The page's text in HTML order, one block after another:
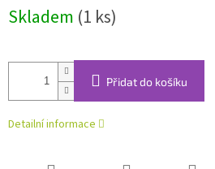
cena:
Skladem (1 ks)
Přidat do košíku
Detailní informace